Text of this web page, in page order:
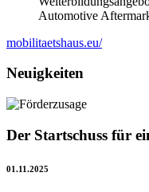
Automotive
mobilitaetshaus.eu/
Neuigkeiten
Der Startschuss für
01.11.2025